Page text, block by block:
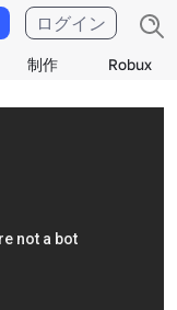
制作 Robux
ログイン